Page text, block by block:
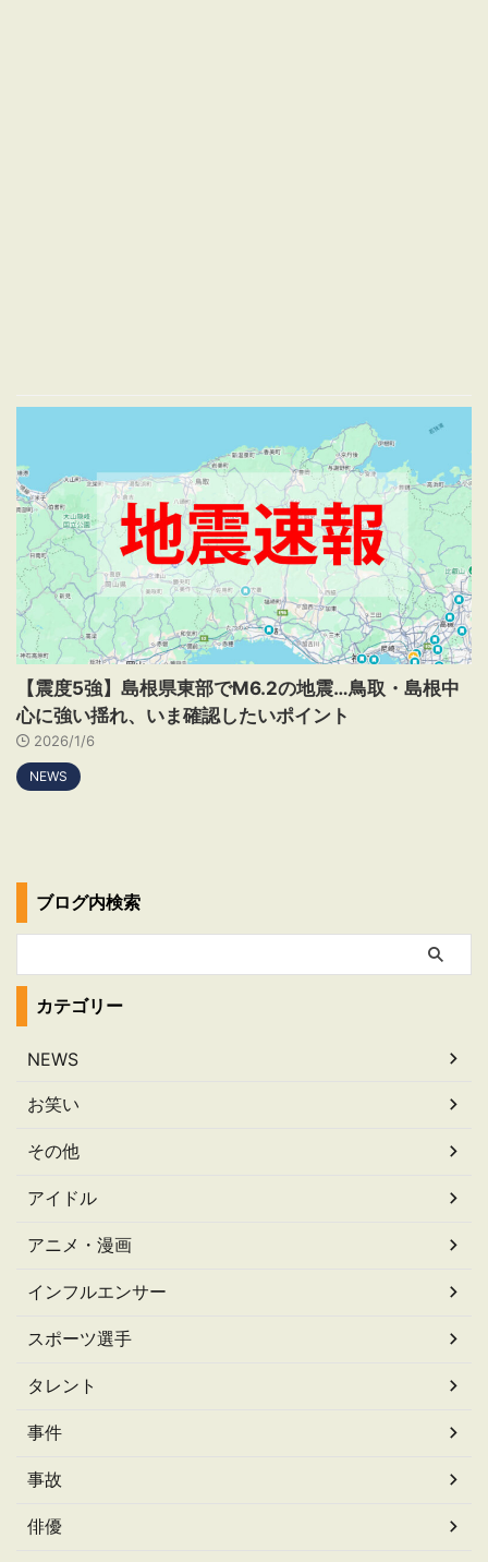
【震度5強】島根県東部でM6.2の地震…鳥取・島根中
心に強い揺れ、いま確認したいポイント
2026/1/6
NEWS
ブログ内検索
カテゴリー
NEWS
お笑い
その他
アイドル
アニメ・漫画
インフルエンサー
スポーツ選手
タレント
事件
事故
俳優